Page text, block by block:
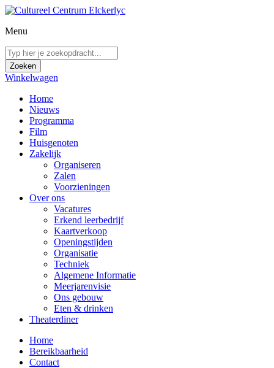
Menu
Winkelwagen
Home
Nieuws
Programma
Film
Huisgenoten
Zakelijk
Organiseren
Zalen
Voorzieningen
Over ons
Vacatures
Erkend leerbedrijf
Kaartverkoop
Openingstijden
Organisatie
Techniek
Algemene Informatie
Meerjarenvisie
Ons gebouw
Eten & drinken
Theaterdiner
Home
Bereikbaarheid
Contact